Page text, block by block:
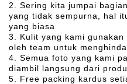
2. Sering kita jumpai
yang tidak sempurna, hal
yang biasa
3. Kulit yang kami
oleh team untuk
4. Semua foto yang kami
diambil langsung dari
5. Free packing kardus